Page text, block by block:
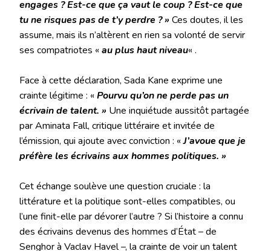
engages ? Est-ce que ça vaut le coup ? Est-ce que
tu ne risques pas de t’y perdre ? » Ces doutes, il les
assume, mais ils n’altèrent en rien sa volonté de servir
ses compatriotes « au plus haut niveau« .
Face à cette déclaration, Sada Kane exprime une
crainte légitime : « Pourvu qu’on ne perde pas un
écrivain de talent. » Une inquiétude aussitôt partagée
par Aminata Fall, critique littéraire et invitée de
l’émission, qui ajoute avec conviction : «J’avoue que je
préfère les écrivains aux hommes politiques. »
Cet échange soulève une question cruciale : la
littérature et la politique sont-elles compatibles, ou
l’une finit-elle par dévorer l’autre ? Si l’histoire a connu
des écrivains devenus des hommes d’État – de
Senghor à Vaclav Havel –, la crainte de voir un talent